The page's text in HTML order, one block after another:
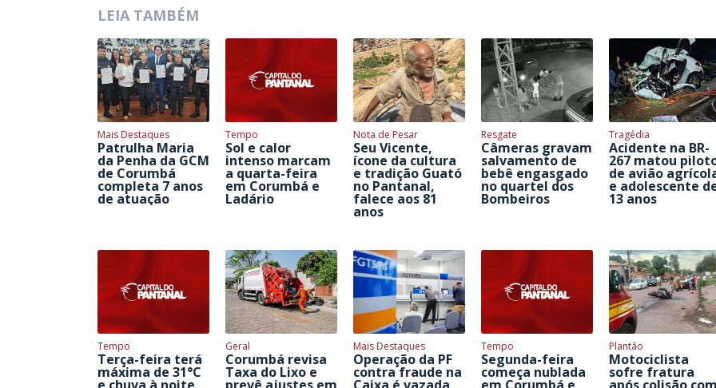
LEIA TAMBÉM
Mais Destaques
Patrulha Maria
da Penha da GCM
de Corumbá
completa 7 anos
de atuação
Tempo
Sol e calor
intenso marcam
a quarta-feira
em Corumbá e
Ladário
Nota de Pesar
Seu Vicente,
ícone da cultura
e tradição Guató
no Pantanal,
falece aos 81
anos
Resgate
Câmeras gravam
salvamento de
bebê engasgado
no quartel dos
Bombeiros
Tragédia
Acidente na BR-
267 matou
de avião
e adolescente
13 anos
Tempo
Terça-feira terá
máxima de 31°C
Geral
Corumbá revisa
Taxa do Lixo e
Mais Destaques
Operação da PF
contra fraude na
Tempo
Segunda-feira
começa nublada
Plantão
Motociclista
sofre fratura